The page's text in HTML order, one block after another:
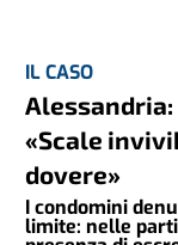
IL CASO
«Scale
dovere»
I condomini
limite: nelle